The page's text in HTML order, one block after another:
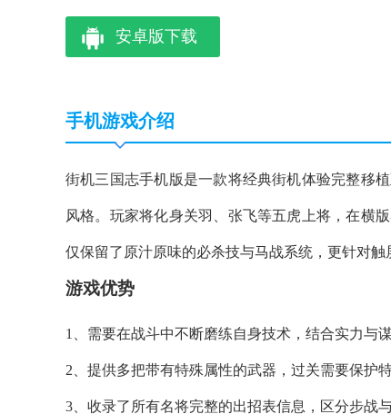
安卓版下载
手机游戏介绍
街机三国志手机版是一款将经典街机体验完整移
风格。玩家将化身关羽、张飞等五虎上将，在横
仅保留了原汁原味的必杀技与马战系统，更针对
游戏优势
1、需要在战斗中不断磨练自身技术，结合实力与
2、提供多把带有特殊属性的武器，过关需要保护
3、收录了所有名将完整的出招表信息，区分步战